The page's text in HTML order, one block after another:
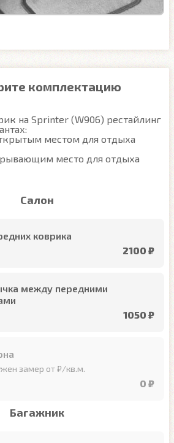
комплектацию
на Sprinter (W906) рестайлинг
местом для отдыха
место для отдыха
Салон
коврика
2100 ₽
между передними
1050 ₽
замер от ₽/кв.м.
0 ₽
Багажник